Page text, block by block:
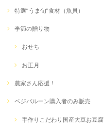
特選”うま旬”食材（魚貝）
季節の贈り物
おせち
お正月
農家さん応援！
ベジバルーン購入者のみ販売
手作りこだわり国産大豆お豆腐